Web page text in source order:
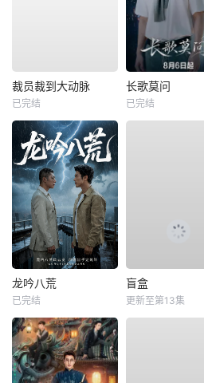
裁员裁到大动脉
已完结
长歌莫问
已完结
龙吟八荒
已完结
盲盒
更新至第13集